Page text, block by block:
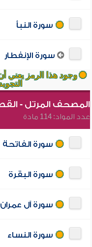
سورة النبأ
سورة الإنفطار
وجود هذا الرمز يعني
المصحف المرتل -
عدد المواد: 114 مادة
سورة الفاتحة
سورة البقرة
سورة آل عمران
سورة النساء